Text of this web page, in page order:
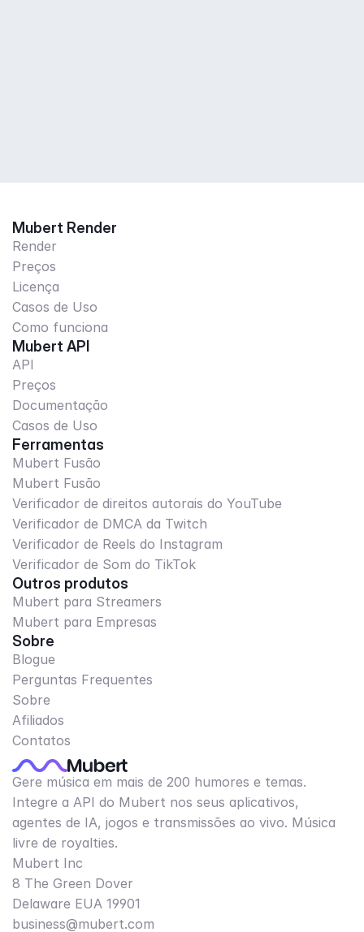
Mubert Render
Render
Preços
Licença
Casos de Uso
Como funciona
Mubert API
API
Preços
Documentação
Casos de Uso
Ferramentas
Mubert Fusão
Mubert Fusão
Verificador de direitos autorais do YouTube
Verificador de DMCA da Twitch
Verificador de Reels do Instagram
Verificador de Som do TikTok
Outros produtos
Mubert para Streamers
Mubert para Empresas
Sobre
Blogue
Perguntas Frequentes
Sobre
Afiliados
Contatos
Gere música em mais de 200 humores e temas.
Integre a API do Mubert nos seus aplicativos,
agentes de IA, jogos e transmissões ao vivo. Música
livre de royalties.
Mubert Inc
8 The Green Dover
Delaware EUA 19901​
business@mubert.com